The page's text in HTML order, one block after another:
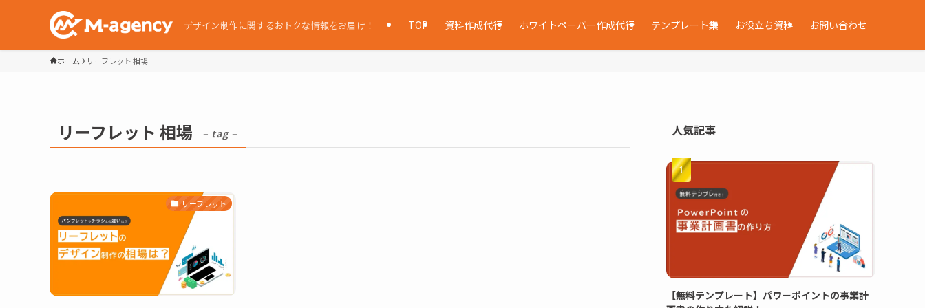
デザイン制作に関するおトクな情報をお届け！ TOP 資料作成代行 ホワイトペーパー作成代行 テンプレート集 お役立ち資料 お問い合わせ
ホーム リーフレット 相場
リーフレット 相場 – tag –
リーフレット
人気記事
【無料テンプレート】パワーポイントの事業計